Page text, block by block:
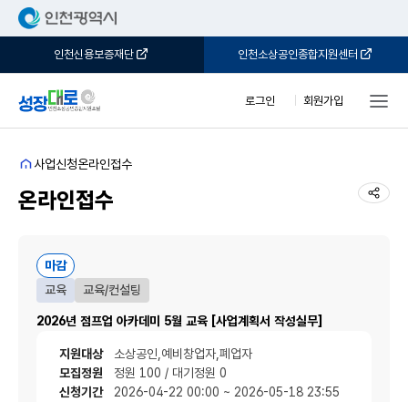
인천신용보증재단 인천소상공인종합지원센터
로그인 회원가입
홈
사업신청온라인접수
온라인접수 공
교육 교육/컨설팅
2026년 점프업 아카데미 5월 교육 [사업계획서 작성실무]
마감
지원대상
소상공인,예비창업자,폐업자
모집정원
정원 100 / 대기정원 0
신청기간
2026-04-22 00:00 ~ 2026-05-18 23:55